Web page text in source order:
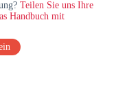
Teilen Sie uns Ihre
Handbuch mit